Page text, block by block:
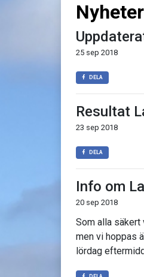
Nyheter
25 sep 2018
DELA
Resultat
23 sep 2018
DELA
Info om
20 sep 2018
Som alla
men vi hoppas
lördag